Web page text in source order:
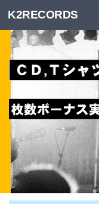
Skip to content
K2RECORDS